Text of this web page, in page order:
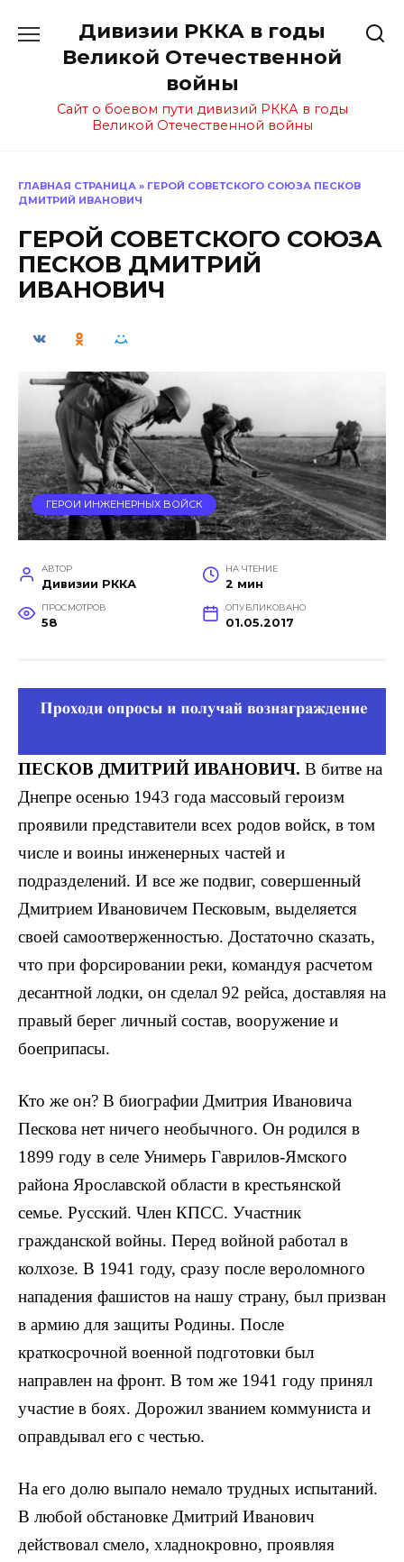
содержанию
Дивизии РККА в годы
Великой Отечественной
войны
Сайт о боевом пути дивизий РККА в годы
Великой Отечественной войны
ГЛАВНАЯ СТРАНИЦА » ГЕРОЙ СОВЕТСКОГО СОЮЗА ПЕСКОВ
ДМИТРИЙ ИВАНОВИЧ
ГЕРОЙ СОВЕТСКОГО СОЮЗА
ПЕСКОВ ДМИТРИЙ
ИВАНОВИЧ
ГЕРОИ ИНЖЕНЕРНЫХ ВОЙСК
АВТОР
Дивизии РККА
НА ЧТЕНИЕ
2 мин
ПРОСМОТРОВ
58
ОПУБЛИКОВАНО
01.05.2017
ПЕСКОВ ДМИТРИЙ ИВАНОВИЧ. В битве на
Днепре осенью 1943 года массовый героизм
проявили пред­ставители всех родов войск, в том
числе и воины инженерных частей и
подразделений. И все же подвиг, совершенный
Дмитрием Иванови­чем Песковым, выделяется
своей са­моотверженностью. Достаточно ска­зать,
что при форсировании реки, командуя расчетом
десантной лод­ки, он сделал 92 рейса, доставляя на
правый берег личный состав, вооружение и
боеприпасы.
Кто же он? В биографии Дмит­рия Ивановича
Пескова нет ничего необычного. Он родился в
1899 году в селе Унимерь Гаврилов-Ямского
района Ярославской области в крестьянской
семье. Русский. Член КПСС. Участник
гражданской войны. Перед войной работал в
колхозе. В 1941 году, сразу после вероломного
нападения фашистов на нашу страну, был призван
в армию для защиты Родины. После
краткосрочной военной подготовки был
направлен на фронт. В том же 1941 году принял
участие в боях. Дорожил званием коммуниста и
оправды­вал его с честью.
На его долю выпало немало трудных испытаний.
В любой обстановке Дмитрий Иванович
действовал смело, хладнокровно, проявляя